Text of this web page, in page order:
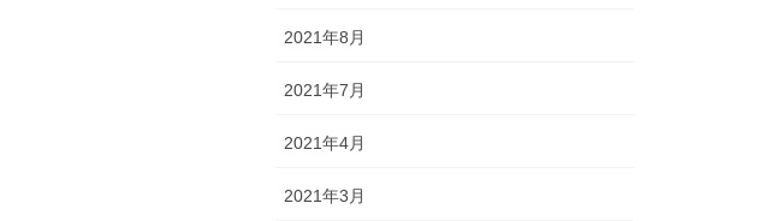
2021年8月
2021年7月
2021年4月
2021年3月